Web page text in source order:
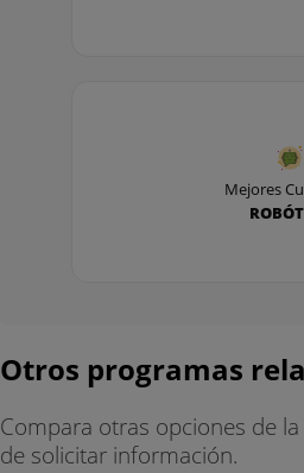
Mejores
Otros programas
Compara otras opciones de
de solicitar información.